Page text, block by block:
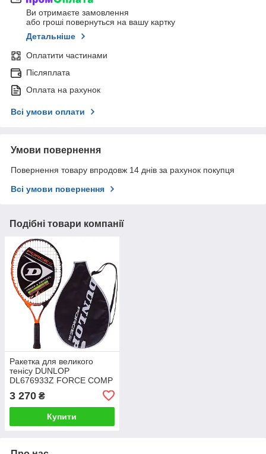
Ви отримаєте замовлення
або гроші повернуться на вашу картку
Детальніше
Оплатити частинами
Післяплата
Оплата на рахунок
Всі умови оплати
Умови повернення
Повернення товару впродовж 14 днів за рахунок покупця
Всі умови повернення
Подібні товари компанії
Ракетка для великого
тенісу DUNLOP
DL676933Z FORCE COMP
3 270 ₴
Купити